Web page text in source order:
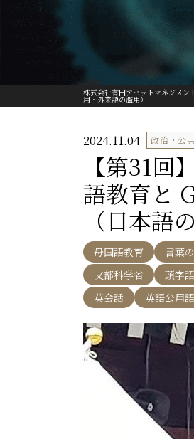
株式会社有田アセットマネジメン
用・外来語の濫用）―
2024.11.04 政治・公
【第31
語教育と
（日本
母国語教育 言葉
文部科学省
頭字語
英会話
英語公用